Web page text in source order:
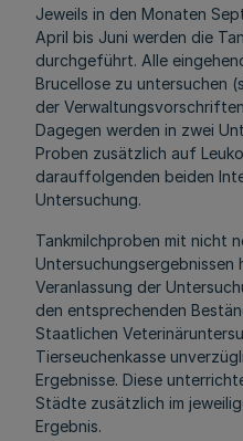
Jeweils in den Monaten
April bis Juni werden die
durchgeführt. Alle
Brucellose zu untersuchen
der
Dagegen werden in zwei
Proben zusätzlich auf
darauffolgenden beiden
Untersuchung.
Tankmilchproben mit nicht
Untersuchungsergebnissen
Veranlassung der
den entsprechenden
Staatlichen
Tierseuchenkasse
Ergebnisse. Diese
Städte zusätzlich im
Ergebnis.